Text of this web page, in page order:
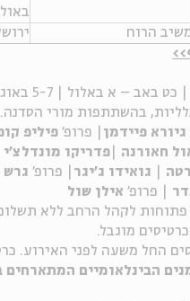
הרוח
– א באלול | 5-7 באוגוסט | 17:15
בהשתתפות מורי הסדנה.
גיורא פיידמן | פרופ' פיליפ
חאורנה פדריקו מונדלצ'י |
גואידו ג'יגר | פרופ' גרש
| פרופ' אילן שול
פתוחות לקהל הרחב ללא
מוגבל.
החל משעה לפני האירוע.
הבינלאומיים המתארחים